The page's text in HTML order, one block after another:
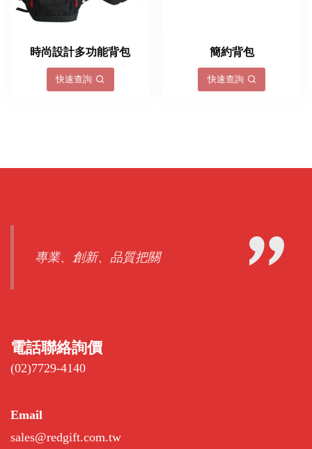
時尚設計多功能背包
快速查詢
簡約背包
快速查詢
專業、創新、品質把關
電話聯絡詢價
(02)7729-4140
Email
sales@redgift.com.tw